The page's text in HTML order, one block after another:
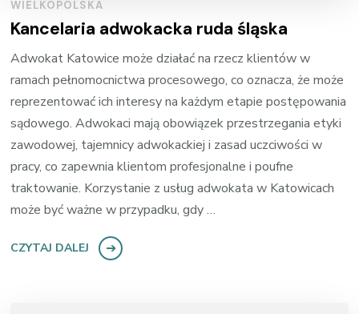
WIELKOPOLSKA
Kancelaria adwokacka ruda śląska
Adwokat Katowice może działać na rzecz klientów w
ramach pełnomocnictwa procesowego, co oznacza, że może
reprezentować ich interesy na każdym etapie postępowania
sądowego. Adwokaci mają obowiązek przestrzegania etyki
zawodowej, tajemnicy adwokackiej i zasad uczciwości w
pracy, co zapewnia klientom profesjonalne i poufne
traktowanie. Korzystanie z usług adwokata w Katowicach
może być ważne w przypadku, gdy …
CZYTAJ DALEJ